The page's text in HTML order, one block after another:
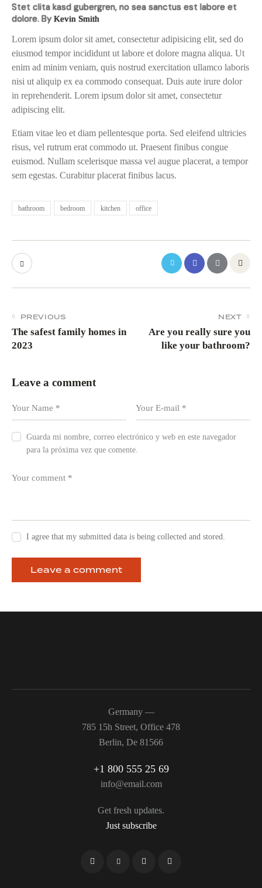
Stet clita kasd gubergren, no sea sanctus est labore et
dolore. ByKevin Smith
Lorem ipsum dolor sit amet, consectetur adipisicing elit, sed do
eiusmod tempor incididunt ut labore et dolore magna aliqua. Ut
enim ad minim veniam, quis nostrud exercitation ullamco laboris
nisi ut aliquip ex ea commodo consequat. Duis aute irure dolor
in reprehenderit. Lorem ipsum dolor sit amet, consectetur
adipiscing elit.
Etiam vitae leo et diam pellentesque porta. Sed eleifend ultricies
risus, vel rutrum erat commodo ut. Praesent finibus congue
euismod. Nullam scelerisque massa vel augue placerat, a tempor
sem egestas. Curabitur placerat finibus lacus.
bathroom bedroom kitchen office
PREVIOUS
The safest family homes in
2023
NEXT
Are you really sure you
like your bathroom?
Leave a comment
Guarda mi nombre, correo electrónico y web en este navegador
para la próxima vez que comente.
I agree that my submitted data is being collected and stored.
Germany —
785 15h Street, Office 478
Berlin, De 81566
+1 800 555 25 69
info@email.com
Get fresh updates.
Just subscribe